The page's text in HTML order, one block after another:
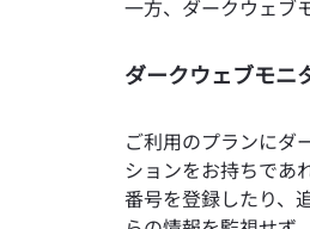
一方、ダークウェブ
ダークウェブモニ
ご利用のプランにダ
ションをお持ちであ
番号を登録したり、